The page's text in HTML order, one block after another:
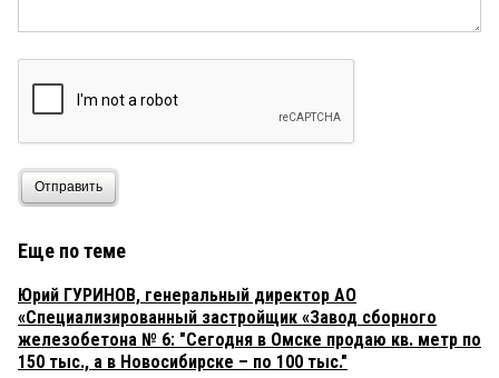
Отправить
Еще по теме
Юрий ГУРИНОВ, генеральный директор АО
«Специализированный застройщик «Завод сборного
железобетона № 6: "Сегодня в Омске продаю кв. метр по
150 тыс., а в Новосибирске – по 100 тыс."